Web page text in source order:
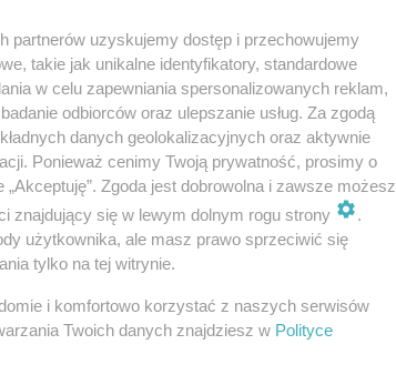
partnerów uzyskujemy dostęp i przechowujemy
takie jak unikalne identyfikatory, standardowe
w celu zapewniania spersonalizowanych reklam,
odbiorców oraz ulepszanie usług. Za zgodą
danych geolokalizacyjnych oraz aktywnie
Ponieważ cenimy Twoją prywatność, prosimy o
Zgoda jest dobrowolna i zawsze możesz
znajdujący się w lewym dolnym rogu strony
.
użytkownika, ale masz prawo sprzeciwić się
tylko na tej witrynie.
i komfortowo korzystać z naszych serwisów
Twoich danych znajdziesz w Polityce